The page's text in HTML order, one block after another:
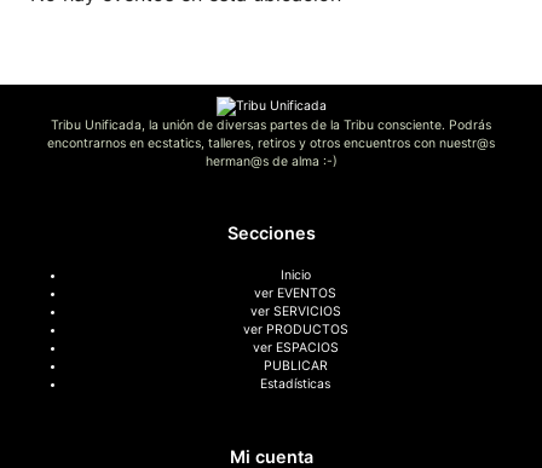
Tribu Unificada, la unión de diversas partes de la Tribu consciente. Podrás
encontrarnos en ecstatics, talleres, retiros y otros encuentros con nuestr@s
herman@s de alma :-)
Secciones
Inicio
ver EVENTOS
ver SERVICIOS
ver PRODUCTOS
ver ESPACIOS
PUBLICAR
Estadísticas
Mi cuenta